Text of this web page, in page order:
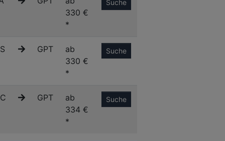
330 €
*
Suche
GPT
ab
330 €
*
Suche
GPT
ab
334 €
*
Suche